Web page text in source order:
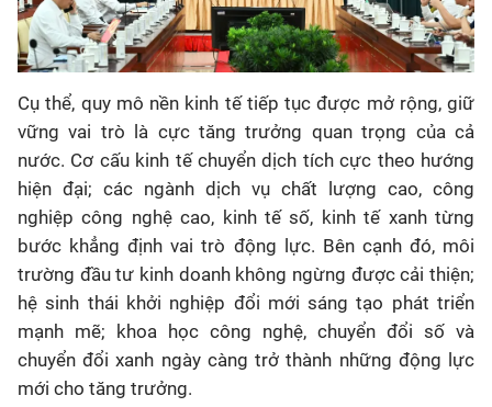
Cụ thể, quy mô nền kinh tế tiếp tục được mở rộng, giữ
vững vai trò là cực tăng trưởng quan trọng của cả
nước. Cơ cấu kinh tế chuyển dịch tích cực theo hướng
hiện đại; các ngành dịch vụ chất lượng cao, công
nghiệp công nghệ cao, kinh tế số, kinh tế xanh từng
bước khẳng định vai trò động lực. Bên cạnh đó, môi
trường đầu tư kinh doanh không ngừng được cải thiện;
hệ sinh thái khởi nghiệp đổi mới sáng tạo phát triển
mạnh mẽ; khoa học công nghệ, chuyển đổi số và
chuyển đổi xanh ngày càng trở thành những động lực
mới cho tăng trưởng.